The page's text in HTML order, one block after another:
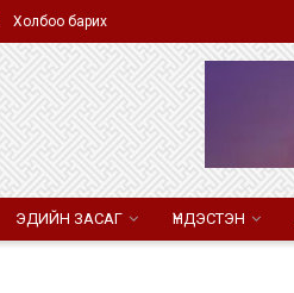
Холбоо барих
ЭДИЙН ЗАСАГ ҮНДЭСТЭН